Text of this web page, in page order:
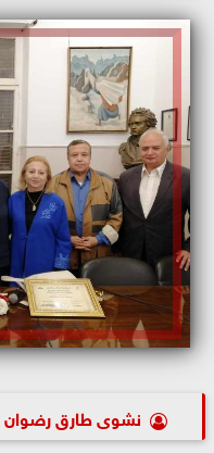
نشوى طارق رضوان